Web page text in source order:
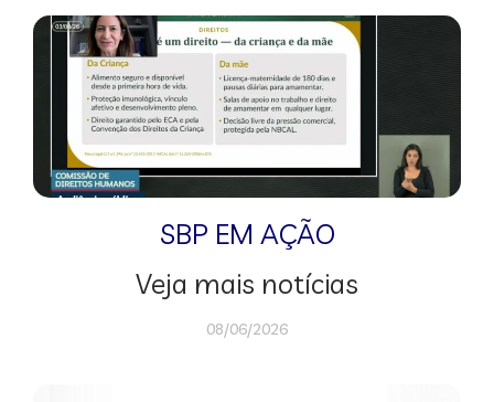
SBP EM AÇÃO
Veja mais notícias
08/06/2026